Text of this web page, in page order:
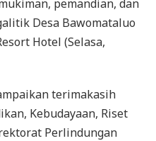
pemandian, dan
Desa Bawomataluo
Hotel (Selasa,
terimakasih
Kebudayaan, Riset
Perlindungan